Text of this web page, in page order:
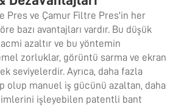
Pres ve Çamur Filtre Pres'in her
bazı avantajları vardır. Bu düşük
azaltır ve bu yöntemin
zorluklar, görüntü sarma ve ekran
seviyelerdir. Ayrıca, daha fazla
olup manuel iş gücünü azaltan, daha
işleyebilen patentli bant